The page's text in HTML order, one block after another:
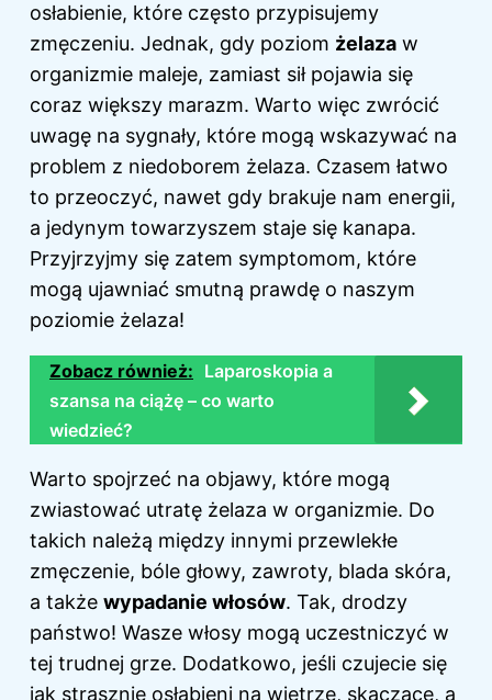
osłabienie, które często przypisujemy
zmęczeniu. Jednak, gdy poziom żelaza w
organizmie maleje, zamiast sił pojawia się
coraz większy marazm. Warto więc zwrócić
uwagę na sygnały, które mogą wskazywać na
problem z niedoborem żelaza. Czasem łatwo
to przeoczyć, nawet gdy brakuje nam energii,
a jedynym towarzyszem staje się kanapa.
Przyjrzyjmy się zatem symptomom, które
mogą ujawniać smutną prawdę o naszym
poziomie żelaza!
Zobacz również: Laparoskopia a
szansa na ciążę – co warto
wiedzieć?
Warto spojrzeć na objawy, które mogą
zwiastować utratę żelaza w organizmie. Do
takich należą między innymi przewlekłe
zmęczenie, bóle głowy, zawroty, blada skóra,
a także wypadanie włosów. Tak, drodzy
państwo! Wasze włosy mogą uczestniczyć w
tej trudnej grze. Dodatkowo, jeśli czujecie się
jak strasznie osłabieni na wietrze, skaczące, a